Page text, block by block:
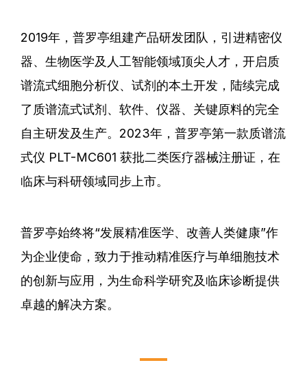
2019年，普罗亭组建产品研发团队，引进精密仪
器、生物医学及人工智能领域顶尖人才，开启质
谱流式细胞分析仪、试剂的本土开发，陆续完成
了质谱流式试剂、软件、仪器、关键原料的完全
自主研发及生产。2023年，普罗亭第一款质谱流
式仪 PLT-MC601 获批二类医疗器械注册证，在
临床与科研领域同步上市。
普罗亭始终将“发展精准医学、改善人类健康”作
为企业使命，致力于推动精准医疗与单细胞技术
的创新与应用，为生命科学研究及临床诊断提供
卓越的解决方案。